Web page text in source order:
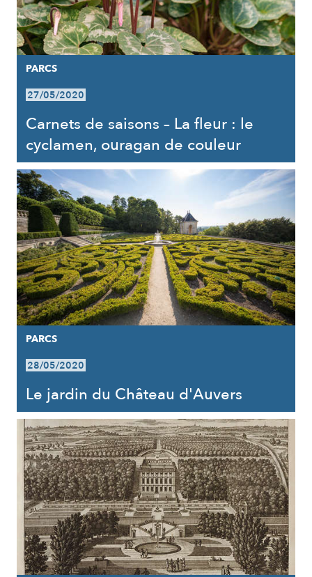
PARCS
27/05/2020
Carnets de saisons – La fleur : le
cyclamen, ouragan de couleur
PARCS
28/05/2020
Le jardin du Château d'Auvers